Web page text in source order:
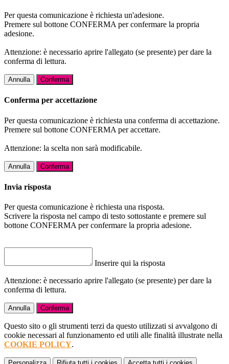
Per questa comunicazione è richiesta un'adesione.
Premere sul bottone CONFERMA per confermare la propria
adesione.
Attenzione: è necessario aprire l'allegato (se presente) per dare la
conferma di lettura.
Annulla Conferma
Conferma per accettazione
Per questa comunicazione è richiesta una conferma di accettazione.
Premere sul bottone CONFERMA per accettare.
Attenzione: la scelta non sarà modificabile.
Annulla Conferma
Invia risposta
Per questa comunicazione è richiesta una risposta.
Scrivere la risposta nel campo di testo sottostante e premere sul
bottone CONFERMA per confermare la propria adesione.
Inserire qui la risposta
Attenzione: è necessario aprire l'allegato (se presente) per dare la
conferma di lettura.
Annulla Conferma
Questo sito o gli strumenti terzi da questo utilizzati si avvalgono di
cookie necessari al funzionamento ed utili alle finalità illustrate nella
COOKIE POLICY.